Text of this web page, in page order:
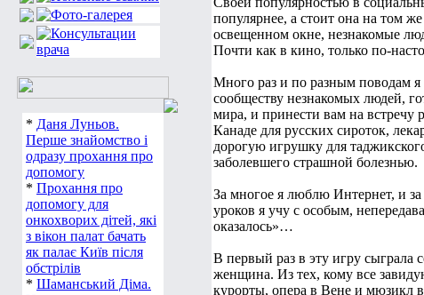
* Даня Луньов.
Перше знайомство і
одразу прохання про
допомогу
* Прохання про
допомогу для
онкохворих дітей, які
з вікон палат бачать
як палає Київ після
обстрілів
* Шаманський Діма.
популярнее, а стоит она на том
освещенном окне, незнакомые
Почти как в кино, только по-
Много раз и по разным поводам
сообществу незнакомых людей,
мира, и принести вам на встречу
Канаде для русских сироток,
дорогую игрушку для
заболевшего страшной болезнью.
За многое я люблю Интернет, и
уроков я учу с особым,
оказалось»…
В первый раз в эту игру сыграла
женщина. Из тех, кому все
курорты, опера в Вене и